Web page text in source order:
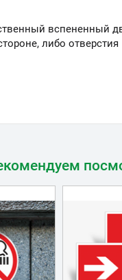
вспененный
либо отверстия